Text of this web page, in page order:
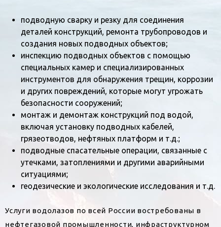
подводную сварку и резку для соединения
деталей конструкций, ремонта трубопроводов и
создания новых подводных объектов;
инспекцию подводных объектов с помощью
специальных камер и специализированных
инструментов для обнаружения трещин, коррозии
и других повреждений, которые могут угрожать
безопасности сооружений;
монтаж и демонтаж конструкций под водой,
включая установку подводных кабелей,
грязеотводов, нефтяных платформ и т.д.;
подводные спасательные операции, связанные с
утечками, затоплениями и другими аварийными
ситуациями;
геодезические и экологические исследования и т.д.
Услуги водолазов по всей России востребованы в
нефтегазовой промышленности, инфраструктурном